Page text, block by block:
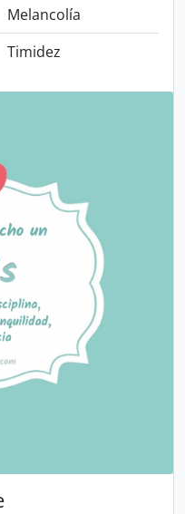
Melancolía
Timidez